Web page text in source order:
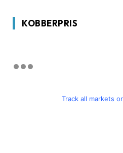
KOBBERPRIS
Track all markets